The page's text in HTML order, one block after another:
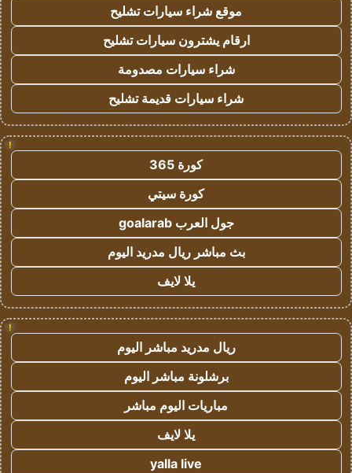
موقع شراء سيارات تشليح
ارقام يشترون سيارات تشليح
شراء سيارات مصدومة
شراء سيارات قديمة تشليح
!
كورة 365
كورة سيتي
جول العرب goalarab
بث مباشر ريال مدريد اليوم
يلا لايف
!
ريال مدريد مباشر اليوم
برشلونة مباشر اليوم
مباريات اليوم مباشر
يلا لايف
yalla live